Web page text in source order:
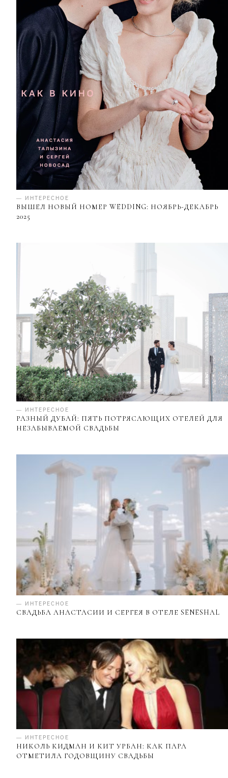
— ИНТЕРЕСНОЕ
ВЫШЕЛ НОВЫЙ НОМЕР WEDDING: НОЯБРЬ-ДЕКАБРЬ
2025
— ИНТЕРЕСНОЕ
РАЗНЫЙ ДУБАЙ: ПЯТЬ ПОТРЯСАЮЩИХ ОТЕЛЕЙ ДЛЯ
НЕЗАБЫВАЕМОЙ СВАДЬБЫ
— ИНТЕРЕСНОЕ
СВАДЬБА АНАСТАСИИ И СЕРГЕЯ В ОТЕЛЕ SENESHAL
— ИНТЕРЕСНОЕ
НИКОЛЬ КИДМАН И КИТ УРБАН: КАК ПАРА
ОТМЕТИЛА ГОДОВЩИНУ СВАДЬБЫ